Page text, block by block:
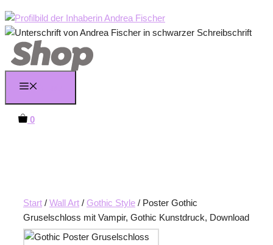
0
Start / Wall Art / Gothic Style / Poster Gothic
Gruselschloss mit Vampir, Gothic Kunstdruck, Download